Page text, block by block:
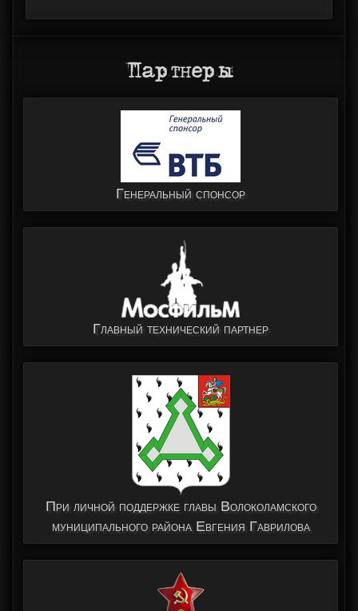
Партнеры
Генеральный спонсор
Главный технический партнер
При личной поддержке главы Волоколамского
муниципального района Евгения Гаврилова